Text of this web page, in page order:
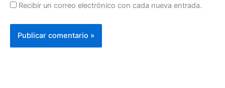
Recibir un correo electrónico con cada nueva entrada.